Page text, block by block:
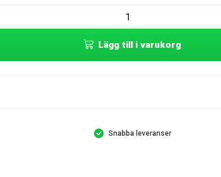
Lägg till i varukorg
Snabba leveranser